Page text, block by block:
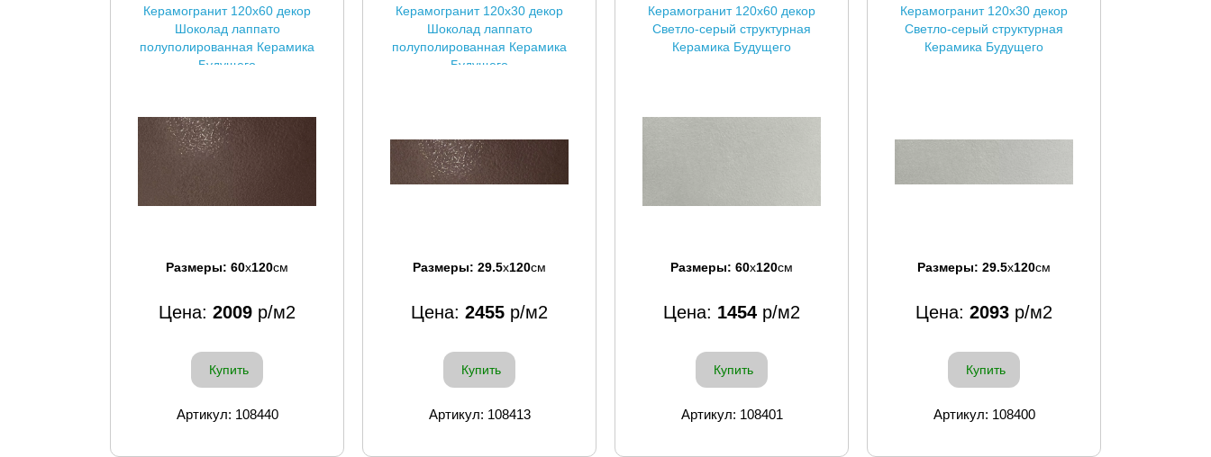
Керамогранит 120x60 декор
Шоколад лаппато
полуполированная Керамика
Будущего
Размеры: 60x120см
Цена: 2009 р/м2
Купить
Артикул: 108440
Керамогранит 120x30 декор
Шоколад лаппато
полуполированная Керамика
Будущего
Размеры: 29.5x120см
Цена: 2455 р/м2
Купить
Артикул: 108413
Керамогранит 120x60 декор
Светло-серый структурная
Керамика Будущего
Размеры: 60x120см
Цена: 1454 р/м2
Купить
Артикул: 108401
Керамогранит 120x30 декор
Светло-серый структурная
Керамика Будущего
Размеры: 29.5x120см
Цена: 2093 р/м2
Купить
Артикул: 108400